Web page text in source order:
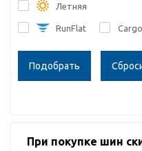
Летняя
RunFlat Cargo
При покупке шин